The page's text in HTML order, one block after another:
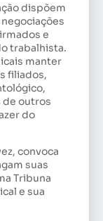
dispõem
e
trabalhista.
manter
filiados,
de outros
do
convoca
suas
Tribuna
e sua